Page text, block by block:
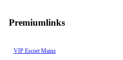
Premiumlinks
VIP Escort Mainz